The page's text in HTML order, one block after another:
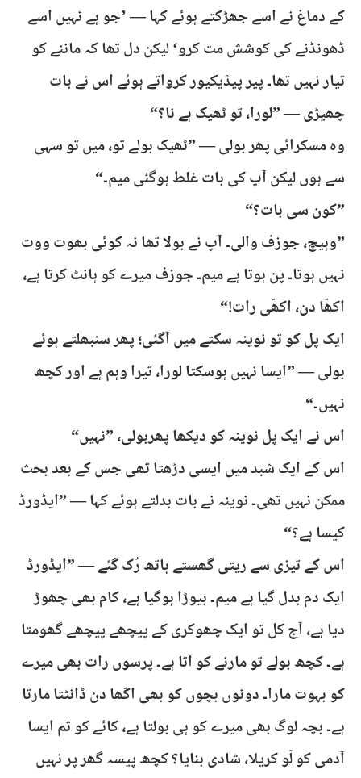
کے دماغ نے اسے جھڑکتے ہوئے کہا — ’جو ہے نہیں اسے
ڈھونڈنے کی کوشش مت کرو‘ لیکن دل تھا کہ ماننے کو
تیار نہیں تھا۔ پیر پیڈیکیور کرواتے ہوئے اس نے بات
چھیڑی — ”لورا، تو ٹھیک ہے نا؟“
وہ مسکرائی پھر بولی — ”ٹھیک بولے تو، میں تو سہی
سے ہوں لیکن آپ کی بات غلط ہوگئی میم۔“
”کون سی بات؟“
”وہیچ، جوزف والی۔ آپ نے بولا تھا نہ کوئی بھوت ووت
نہیں ہوتا۔ پن ہوتا ہے میم۔ جوزف میرے کو ہانٹ کرتا ہے،
اکھّا دن، اکھّی رات!“
ایک پل کو تو نوینہ سکتے میں آگئی؛ پھر سنبھلتے ہوئے
بولی — ”ایسا نہیں ہوسکتا لورا، تیرا وہم ہے اور کچھ
نہیں۔“
اس نے ایک پل نوینہ کو دیکھا پھربولی، ”نہیں“
اس کے ایک شبد میں ایسی دڑھتا تھی جس کے بعد بحث
ممکن نہیں تھی۔ نوینہ نے بات بدلتے ہوئے کہا — ”ایڈورڈ
کیسا ہے؟“
اس کے تیزی سے ریتی گھستے ہاتھ رُک گئے — ”ایڈورڈ
ایک دم بدل گیا ہے میم۔ بیوڑا ہوگیا ہے، کام بھی چھوڑ
دیا ہے، آج کل تو ایک چھوکری کے پیچھے پیچھے گھومتا
ہے۔ کچھ بولے تو مارنے کو آتا ہے۔ پرسوں رات بھی میرے
کو بہوت مارا۔ دونوں بچوں کو بھی اکّھا دن ڈانٹتا مارتا
ہے۔ بچہ لوگ بھی میرے کو ہی بولتا ہے، کائے کو تم ایسا
آدمی کو لَو کریلا، شادی بنایا؟ کچھ پیسہ گھر پر نہیں